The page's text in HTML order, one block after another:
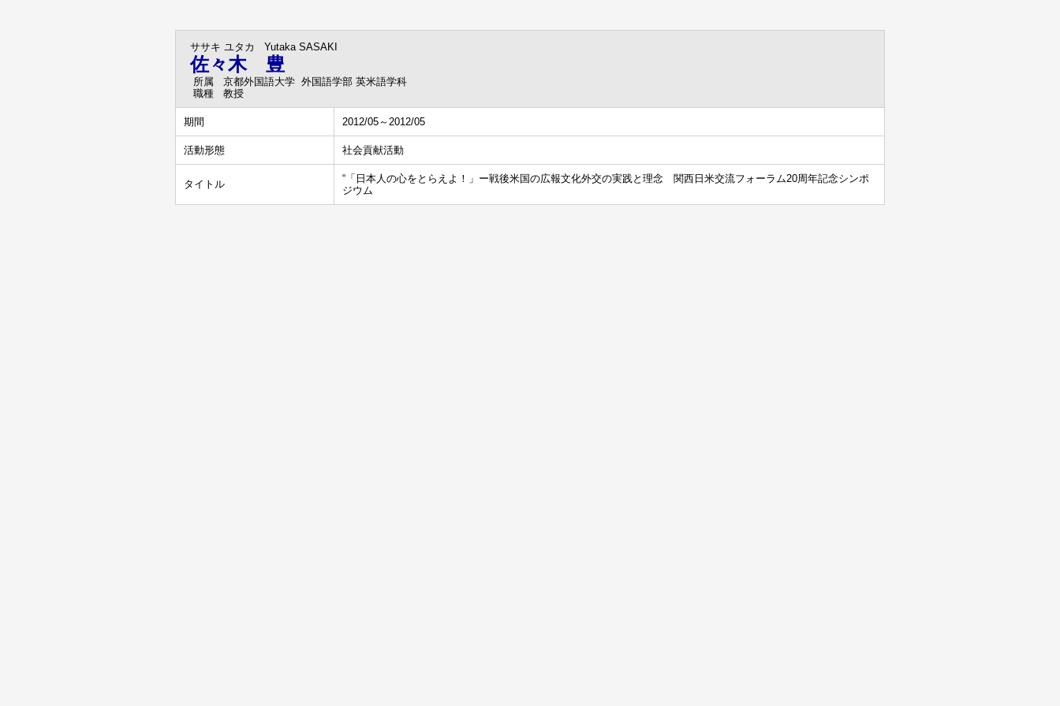
ササキ ユタカ Yutaka SASAKI
佐々木 豊
所属
京都外国語大学 外国語学部 英米語学科
職種
教授
期間 2012/05～2012/05
活動形態 社会貢献活動
タイトル
“「日本人の心をとらえよ！」ー戦後米国の広報文化外交の実践と理念 関西日米交流フォーラム20周年記念シンポ
ジウム